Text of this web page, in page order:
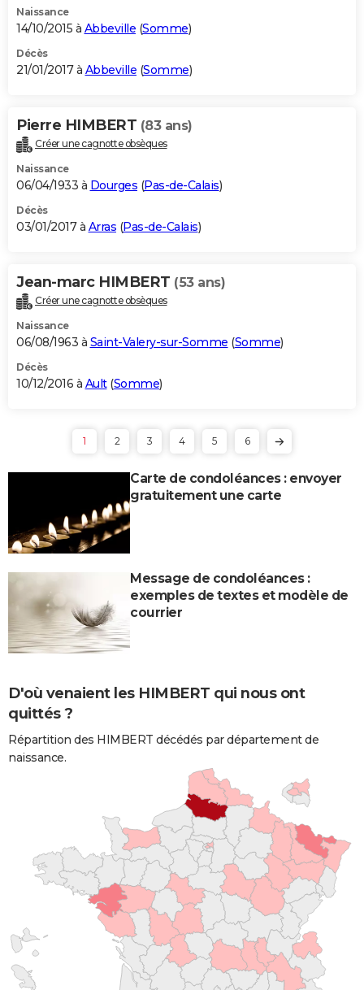
Naissance
14/10/2015 à Abbeville (Somme)
Décès
21/01/2017 à Abbeville (Somme)
Pierre HIMBERT (83 ans)
Créer une cagnotte obsèques
Naissance
06/04/1933 à Dourges (Pas-de-Calais)
Décès
03/01/2017 à Arras (Pas-de-Calais)
Jean-marc HIMBERT (53 ans)
Créer une cagnotte obsèques
Naissance
06/08/1963 à Saint-Valery-sur-Somme (Somme)
Décès
10/12/2016 à Ault(Somme)
1 2 3 4 5 6
Carte de condoléances : envoyer
gratuitement une carte
Message de condoléances :
exemples de textes et modèle de
courrier
D'où venaient les HIMBERT qui nous ont
quittés ?
Répartition des HIMBERT décédés par département de
naissance.